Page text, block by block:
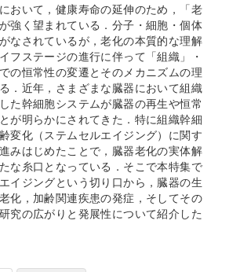
おいて，健康寿命の延伸のため，「老
強く望まれている．分子・細胞・個体
なされているが，老化の本質的な理解
フステージの進行に伴って「組織」・
の恒常性の変遷とそのメカニズムの理
．近年，さまざまな臓器において組織
た幹細胞システムが臓器の再生や恒常
が明らかにされてきた．特に組織幹細
変化（ステムセルエイジング）に関す
みはじめたことで，臓器老化の実体解
な糸口となっている．そこで本特集で
イジングという切り口から，臓器の生
化，加齢関連疾患の発症，そしてその
究の広がりと発展性について紹介した